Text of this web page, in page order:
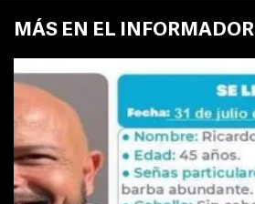
MÁS EN EL INFORMADOR